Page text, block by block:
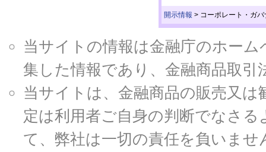
開示情報 > コーポレート・ガ
当サイトの情報は金融庁のホー
集した情報であり、金融商品取
当サイトは、金融商品の販売又
定は利用者ご自身の判断でなさ
て、弊社は一切の責任を負いませ